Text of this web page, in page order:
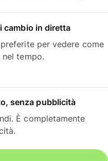
cambio in diretta
per vedere come
tempo.
senza pubblicità
È completamente